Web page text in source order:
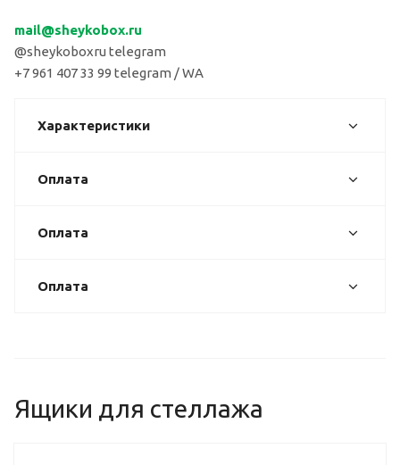
mail@sheykobox.ru
@sheykoboxru telegram
+7 961 407 33 99 telegram / WA
Характеристики
Оплата
Оплата
Оплата
Ящики для стеллажа